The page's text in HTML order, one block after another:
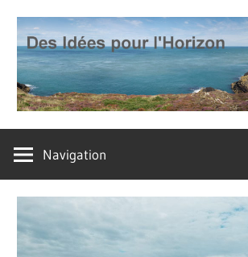
content
Des
idées
pour
futur
Navigation